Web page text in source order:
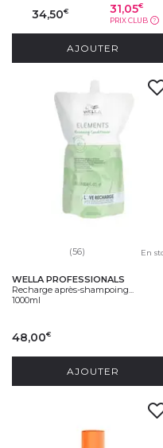
34,50€ 31,05€
PRIX CLUB ?
AJOUTER
(56) En
WELLA PROFESSIONALS
Recharge après-shampoing...
1000ml
48,00€
AJOUTER